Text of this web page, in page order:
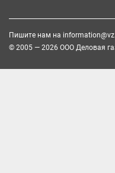
Пишите нам на
© 2005 — 2026 ООО Деловая